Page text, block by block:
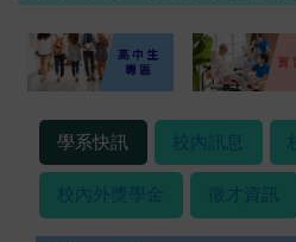
學系快訊 校內訊息
校內外獎學金 徵才資訊